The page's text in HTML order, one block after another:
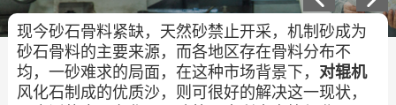
现今砂石骨料紧缺，天然砂禁止开采，机制砂成为
砂石骨料的主要来源，而各地区存在骨料分布不
均，一砂难求的局面，在这种市场背景下， 对辊机
风化石制成的优质沙，则可很好的解决这一现状，